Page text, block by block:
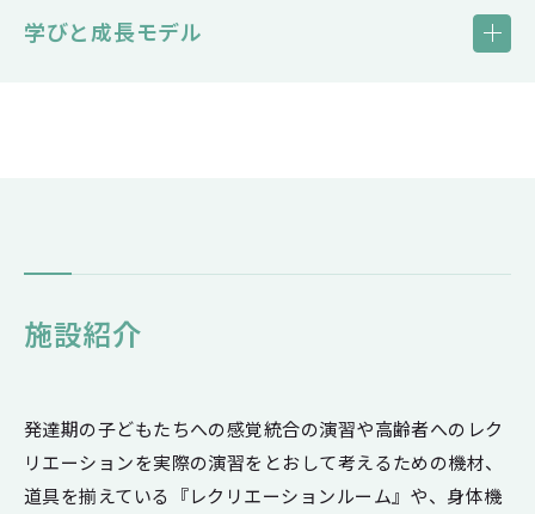
学びと成長モデル
施設紹介
発達期の子どもたちへの感覚統合の演習や高齢者へのレク
リエーションを実際の演習をとおして考えるための機材、
道具を揃えている『レクリエーションルーム』や、身体機